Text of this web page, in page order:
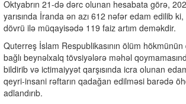
Oktyabrın 21-də dərc olunan hesabata görə,
yarısında İranda ən azı 612 nəfər edam edilib
dövrü ilə müqayisədə 119 faiz artım deməkdir.
Quterreş İslam Respublikasının ölüm hökmünün
bağlı beynəlxalq tövsiyələrə məhəl
bildirib və ictimaiyyət qarşısında icra olunan
qeyri-insani rəftarın qadağan edilməsi barədə
adlandırıb.